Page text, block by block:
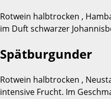
Rotwein halbtrocken ,
im Duft schwarzer
Spätburgunder
Rotwein halbtrocken ,
intensive Frucht. Im